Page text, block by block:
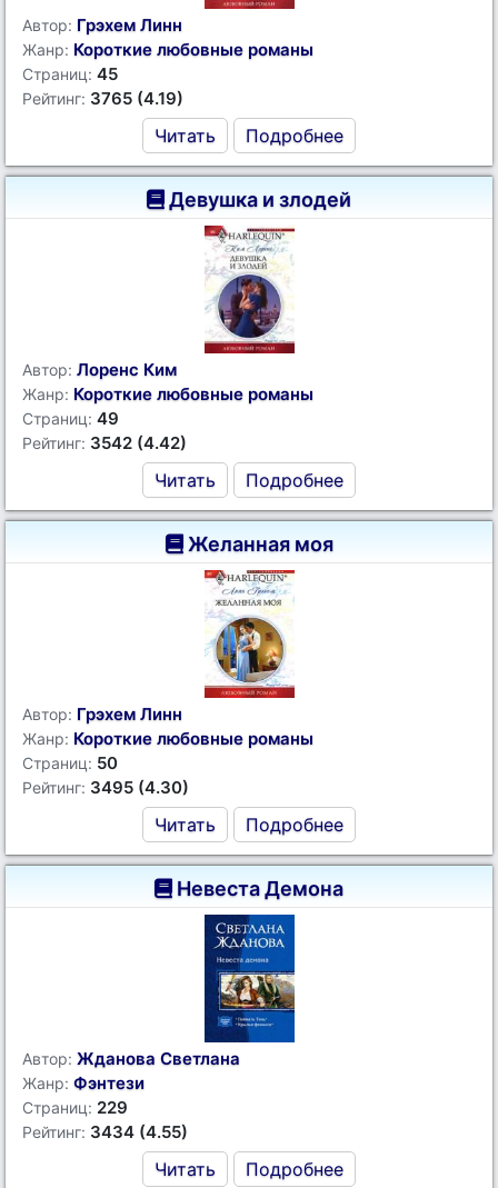
Автор: Грэхем Линн
Жанр: Короткие любовные романы
Страниц: 45
Рейтинг: 3765 (4.19)
Читать Подробнее
Девушка и злодей
Автор: Лоренс Ким
Жанр: Короткие любовные романы
Страниц: 49
Рейтинг: 3542 (4.42)
Читать Подробнее
Желанная моя
Автор: Грэхем Линн
Жанр: Короткие любовные романы
Страниц: 50
Рейтинг: 3495 (4.30)
Читать Подробнее
Невеста Демона
Автор: Жданова Светлана
Жанр: Фэнтези
Страниц: 229
Рейтинг: 3434 (4.55)
Читать Подробнее